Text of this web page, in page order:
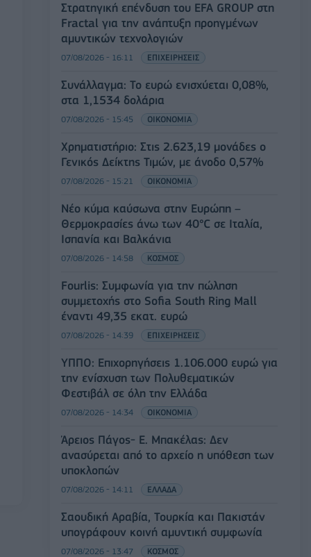
Στρατηγική επένδυση του EFA GROUP στη
Fractal για την ανάπτυξη προηγμένων
αμυντικών τεχνολογιών
07/08/2026 - 16:11 ΕΠΙΧΕΙΡΗΣΕΙΣ
Συνάλλαγμα: Το ευρώ ενισχύεται 0,08%,
στα 1,1534 δολάρια
07/08/2026 - 15:45 ΟΙΚΟΝΟΜΙΑ
Χρηματιστήριο: Στις 2.623,19 μονάδες ο
Γενικός Δείκτης Τιμών, με άνοδο 0,57%
07/08/2026 - 15:21 ΟΙΚΟΝΟΜΙΑ
Νέο κύμα καύσωνα στην Ευρώπη –
Θερμοκρασίες άνω των 40°C σε Ιταλία,
Ισπανία και Βαλκάνια
07/08/2026 - 14:58 ΚΟΣΜΟΣ
Fourlis: Συμφωνία για την πώληση
συμμετοχής στο Sofia South Ring Mall
έναντι 49,35 εκατ. ευρώ
07/08/2026 - 14:39 ΕΠΙΧΕΙΡΗΣΕΙΣ
ΥΠΠΟ: Επιχορηγήσεις 1.106.000 ευρώ για
την ενίσχυση των Πολυθεματικών
Φεστιβάλ σε όλη την Ελλάδα
07/08/2026 - 14:34 ΟΙΚΟΝΟΜΙΑ
Άρειος Πάγος- Ε. Μπακέλας: Δεν
ανασύρεται από το αρχείο η υπόθεση των
υποκλοπών
07/08/2026 - 14:11 ΕΛΛΑΔΑ
Σαουδική Αραβία, Τουρκία και Πακιστάν
υπογράφουν κοινή αμυντική συμφωνία
07/08/2026 - 13:47 ΚΟΣΜΟΣ